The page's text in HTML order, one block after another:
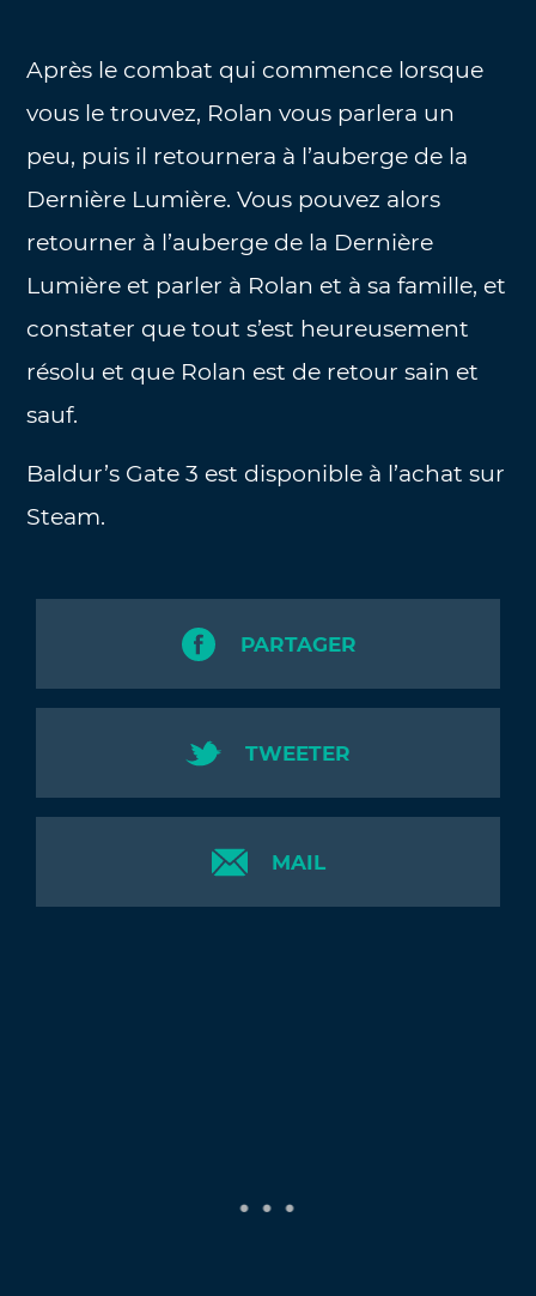
Après le combat qui commence lorsque
vous le trouvez, Rolan vous parlera un
peu, puis il retournera à l’auberge de la
Dernière Lumière. Vous pouvez alors
retourner à l’auberge de la Dernière
Lumière et parler à Rolan et à sa famille, et
constater que tout s’est heureusement
résolu et que Rolan est de retour sain et
sauf.
Baldur’s Gate 3 est disponible à l’achat sur
Steam.
PARTAGER
TWEETER
MAIL